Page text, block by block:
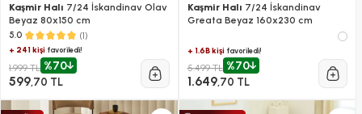
Kaşmir Halı 7/24 İskandinav Olav
Beyaz 80x150 cm
5.0 (1)
+ 241 kişi favoriledi!
1.999 TL %70
599,70 TL
Kaşmir Halı 7/24 İskandinav
Greata Beyaz 160x230 cm
+ 1.6B kişifavoriledi!
5.499 TL %70
1.649,70 TL